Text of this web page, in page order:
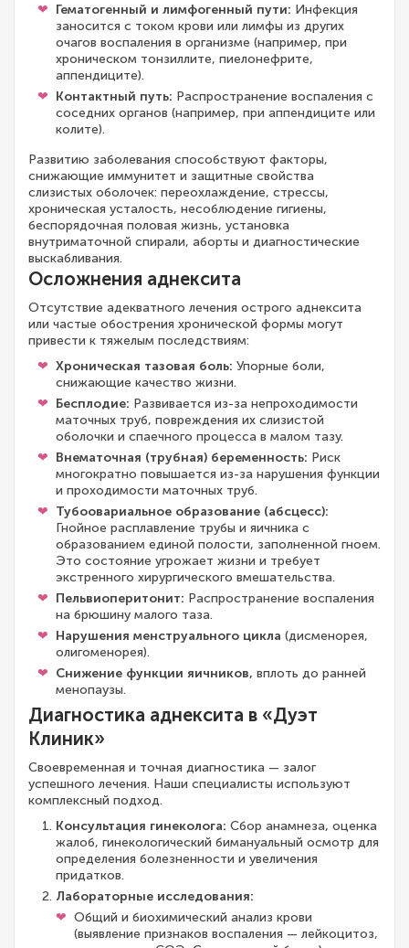
Гематогенный и лимфогенный пути: Инфекция
заносится с током крови или лимфы из других
очагов воспаления в организме (например, при
хроническом тонзиллите, пиелонефрите,
аппендиците).
Контактный путь: Распространение воспаления с
соседних органов (например, при аппендиците или
колите).
Развитию заболевания способствуют факторы,
снижающие иммунитет и защитные свойства
слизистых оболочек: переохлаждение, стрессы,
хроническая усталость, несоблюдение гигиены,
беспорядочная половая жизнь, установка
внутриматочной спирали, аборты и диагностические
выскабливания.
Осложнения аднексита
Отсутствие адекватного лечения острого аднексита
или частые обострения хронической формы могут
привести к тяжелым последствиям:
Хроническая тазовая боль: Упорные боли,
снижающие качество жизни.
Бесплодие: Развивается из-за непроходимости
маточных труб, повреждения их слизистой
оболочки и спаечного процесса в малом тазу.
Внематочная (трубная) беременность: Риск
многократно повышается из-за нарушения функции
и проходимости маточных труб.
Тубоовариальное образование (абсцесс):
Гнойное расплавление трубы и яичника с
образованием единой полости, заполненной гноем.
Это состояние угрожает жизни и требует
экстренного хирургического вмешательства.
Пельвиоперитонит: Распространение воспаления
на брюшину малого таза.
Нарушения менструального цикла (дисменорея,
олигоменорея).
Снижение функции яичников, вплоть до ранней
менопаузы.
Диагностика аднексита в «Дуэт
Клиник»
Своевременная и точная диагностика — залог
успешного лечения. Наши специалисты используют
комплексный подход.
Консультация гинеколога: Сбор анамнеза, оценка
жалоб, гинекологический бимануальный осмотр для
определения болезненности и увеличения
придатков.
Лабораторные исследования:
Общий и биохимический анализ крови
(выявление признаков воспаления — лейкоцитоз,